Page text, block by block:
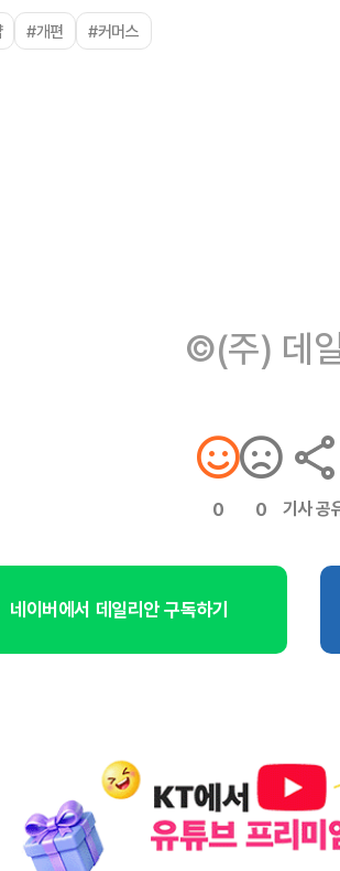
#개편 #커머스
©(주) 데
0 0 기사 공
네이버에서 데일리안 구독하기